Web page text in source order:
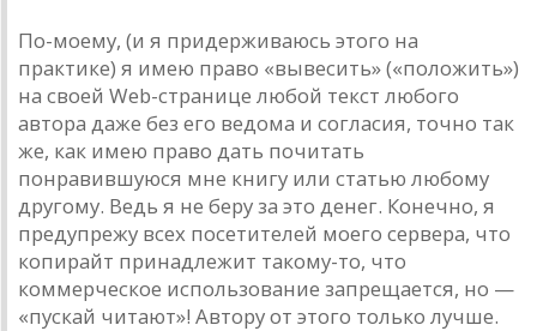
По-моему, (и я придерживаюсь этого на
практике) я имею право «вывесить» («положить»)
на своей Web-странице любой текст любого
автора даже без его ведома и согласия, точно так
же, как имею право дать почитать
понравившуюся мне книгу или статью любому
другому. Ведь я не беру за это денег. Конечно, я
предупрежу всех посетителей моего сервера, что
копирайт принадлежит такому-то, что
коммерческое использование запрещается, но —
«пускай читают»! Автору от этого только лучше.